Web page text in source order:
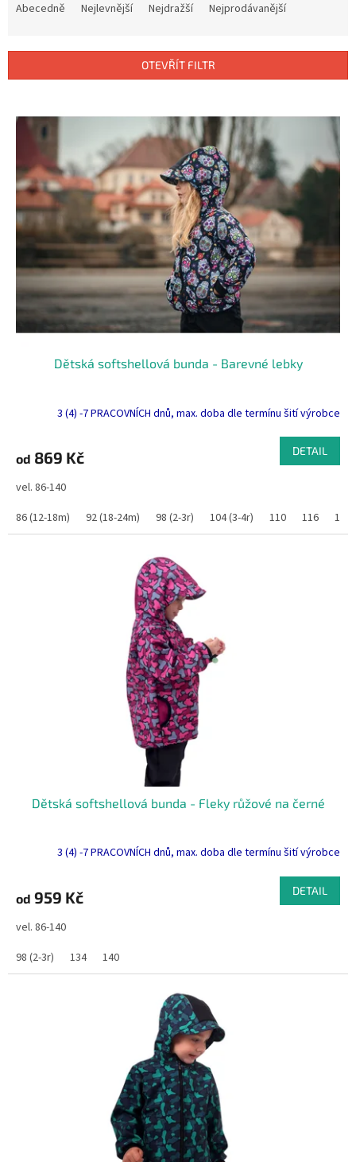
í
Abecedně Nejlevnější Nejdražší Nejprodávanější
OTEVŘÍT FILTR
p
Dětská softshellová bunda - Barevné lebky
3 (4) -7 PRACOVNÍCH dnů, max. doba dle termínu šití výrobce
od 869 Kč DETAIL
vel. 86-140
86 (12-18m)
92 (18-24m) 98 (2-3r) 104 (3-4r) 110 116 122
Dětská softshellová bunda - Fleky růžové na černé
3 (4) -7 PRACOVNÍCH dnů, max. doba dle termínu šití výrobce
od 959 Kč DETAIL
vel. 86-140
98 (2-3r)
134 140